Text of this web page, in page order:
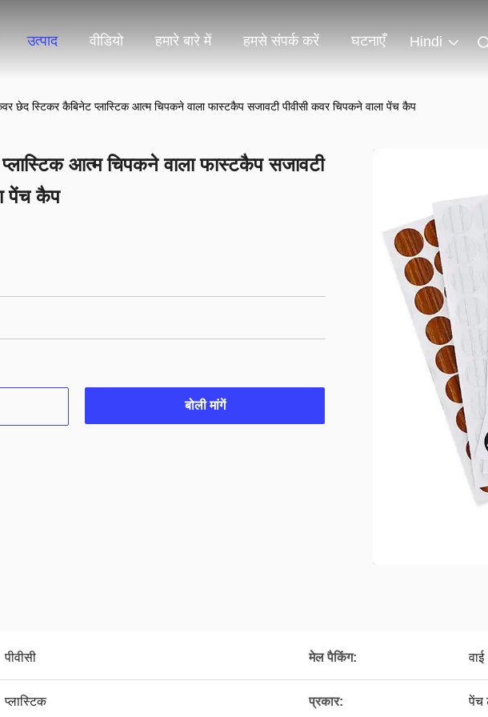
उत्पाद वीडियो हमारे बारे में हमसे संपर्क करें घटनाएँ Hindi
छेद स्टिकर कैबिनेट प्लास्टिक आत्म चिपकने वाला फास्टकैप सजावटी पीवीसी कवर चिपकने वाला पेंच कैप
आत्म चिपकने वाला फास्टकैप सजावटी
पेंच कैप
बोली मांगें
पीवीसी मेल पैकिंग: वाई
प्लास्टिक प्रकार: पेंच